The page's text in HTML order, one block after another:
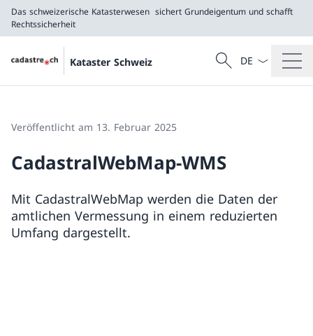
Das schweizerische Katasterwesen sichert Grundeigentum und schafft
Rechtssicherheit
Kataster Schweiz
sichert Grundeigentum und schafft
Suche
Suche
Sprach
Veröffentlicht am 13. Februar 2025
CadastralWebMap-WMS
Mit CadastralWebMap werden die Daten der
amtlichen Vermessung in einem reduzierten
Umfang dargestellt.